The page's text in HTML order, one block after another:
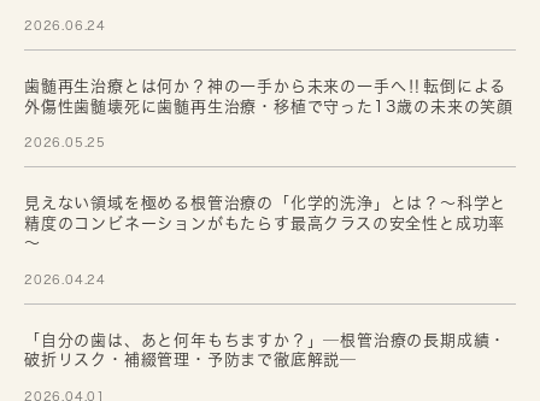
2026.06.24
歯髄再生治療とは何か？神の一手から未来の一手へ‼転倒による
外傷性歯髄壊死に歯髄再生治療・移植で守った13歳の未来の笑顔
2026.05.25
見えない領域を極める根管治療の「化学的洗浄」とは？～科学と
精度のコンビネーションがもたらす最高クラスの安全性と成功率
～
2026.04.24
「自分の歯は、あと何年もちますか？」─根管治療の長期成績・
破折リスク・補綴管理・予防まで徹底解説─
2026.04.01